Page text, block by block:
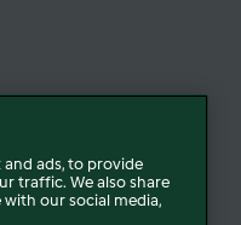
ads, to provide
traffic. We also share
our social media,